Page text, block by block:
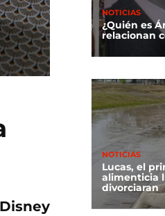
NOTICIAS
¿Quién es
relacionan
NOTICIAS
Lucas, el
alimenticia
divorciaran